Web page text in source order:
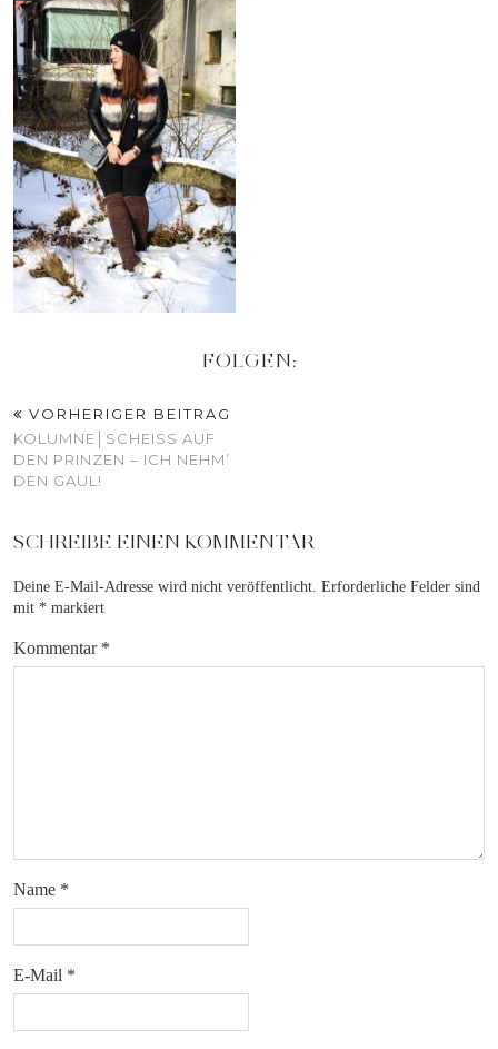
FOLGEN:
VORHERIGER BEITRAG
KOLUMNE│SCHEISS AUF D
EN PRINZEN – ICH NEHM’ D
EN GAUL!
SCHREIBE EINEN KOMMENTAR
Deine E-Mail-Adresse wird nicht veröffentlicht. Erforderliche Felder sind
mit * markiert
Kommentar *
Name *
E-Mail *